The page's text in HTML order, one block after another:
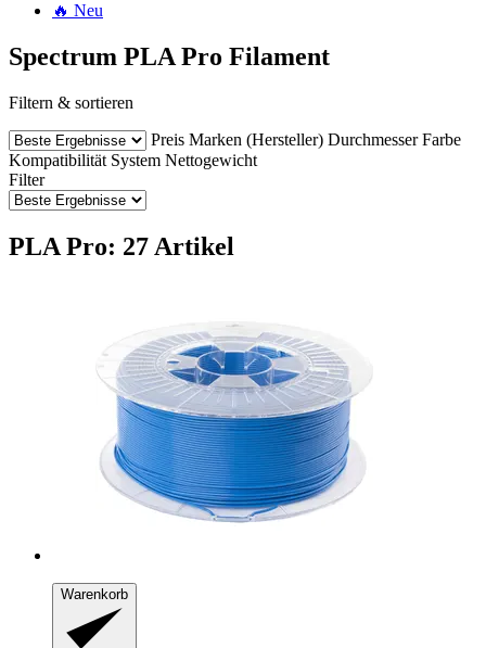
🔥 Neu
Spectrum PLA Pro Filament
Filtern & sortieren
Preis Marken (Hersteller) Durchmesser Farbe
Kompatibilität System Nettogewicht
Filter
PLA Pro: 27 Artikel
Warenkorb